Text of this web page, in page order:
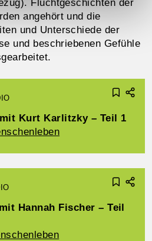
Fluchtgeschichten der
angehört und die
und Unterschiede der
und beschriebenen Gefühle
Kurt Karlitzky – Teil 1
Hannah Fischer – Teil